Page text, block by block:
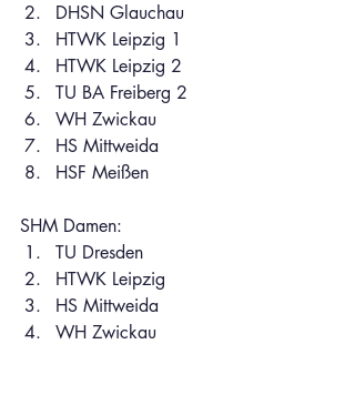
DHSN Glauchau
HTWK Leipzig 1
HTWK Leipzig 2
TU BA Freiberg 2
WH Zwickau
HS Mittweida
HSF Meißen
SHM Damen:
TU Dresden
HTWK Leipzig
HS Mittweida
WH Zwickau